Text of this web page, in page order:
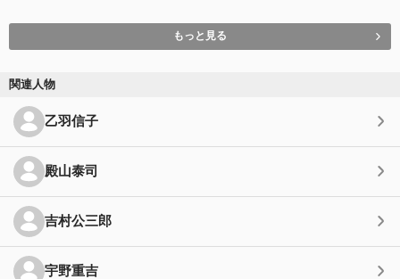
もっと見る
関連人物
乙羽信子
殿山泰司
吉村公三郎
宇野重吉